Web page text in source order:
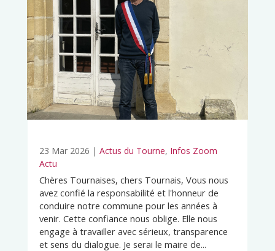
23 Mar 2026 | Actus du Tourne, Infos Zoom
Actu
Chères Tournaises, chers Tournais, Vous nous
avez confié la responsabilité et l'honneur de
conduire notre commune pour les années à
venir. Cette confiance nous oblige. Elle nous
engage à travailler avec sérieux, transparence
et sens du dialogue. Je serai le maire de...